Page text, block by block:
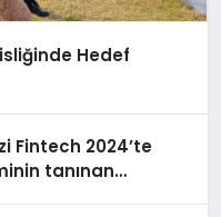
Hedef
Fintech 2024’te
tanınan